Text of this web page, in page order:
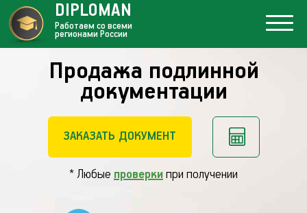
Продажа подлинной
документации
ЗАКАЗАТЬ ДОКУМЕНТ
* Любые проверки при получении
DIPLOMAN
Работаем со всеми
регионами России